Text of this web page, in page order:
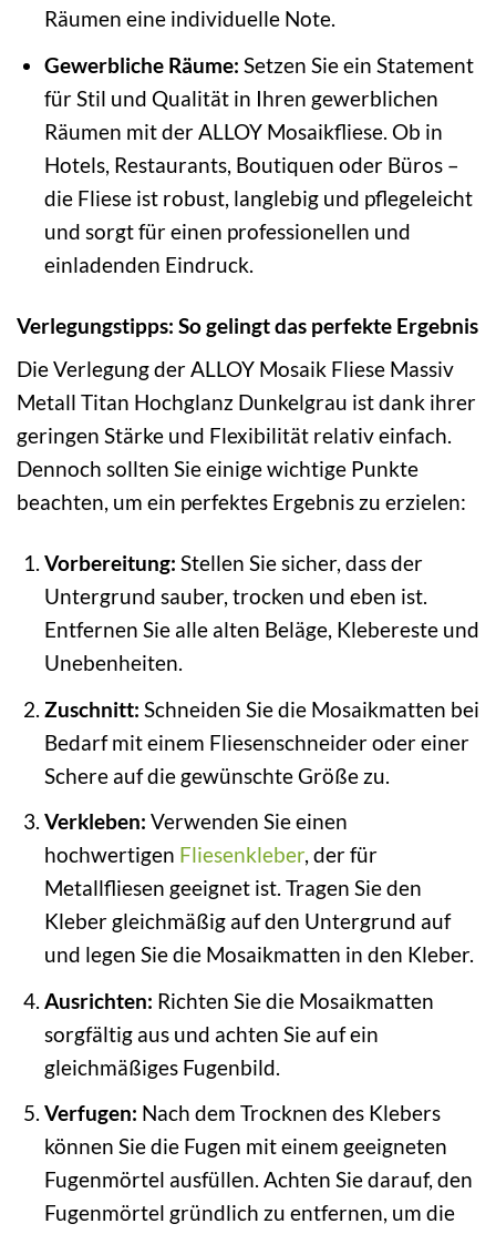
Räumen eine individuelle Note.
Gewerbliche Räume: Setzen Sie ein Statement
für Stil und Qualität in Ihren gewerblichen
Räumen mit der ALLOY Mosaikfliese. Ob in
Hotels, Restaurants, Boutiquen oder Büros –
die Fliese ist robust, langlebig und pflegeleicht
und sorgt für einen professionellen und
einladenden Eindruck.
Verlegungstipps: So gelingt das perfekte Ergebnis
Die Verlegung der ALLOY Mosaik Fliese Massiv
Metall Titan Hochglanz Dunkelgrau ist dank ihrer
geringen Stärke und Flexibilität relativ einfach.
Dennoch sollten Sie einige wichtige Punkte
beachten, um ein perfektes Ergebnis zu erzielen:
Vorbereitung: Stellen Sie sicher, dass der
Untergrund sauber, trocken und eben ist.
Entfernen Sie alle alten Beläge, Klebereste und
Unebenheiten.
Zuschnitt: Schneiden Sie die Mosaikmatten bei
Bedarf mit einem Fliesenschneider oder einer
Schere auf die gewünschte Größe zu.
Verkleben: Verwenden Sie einen
hochwertigen Fliesenkleber, der für
Metallfliesen geeignet ist. Tragen Sie den
Kleber gleichmäßig auf den Untergrund auf
und legen Sie die Mosaikmatten in den Kleber.
Ausrichten: Richten Sie die Mosaikmatten
sorgfältig aus und achten Sie auf ein
gleichmäßiges Fugenbild.
Verfugen: Nach dem Trocknen des Klebers
können Sie die Fugen mit einem geeigneten
Fugenmörtel ausfüllen. Achten Sie darauf, den
Fugenmörtel gründlich zu entfernen, um die